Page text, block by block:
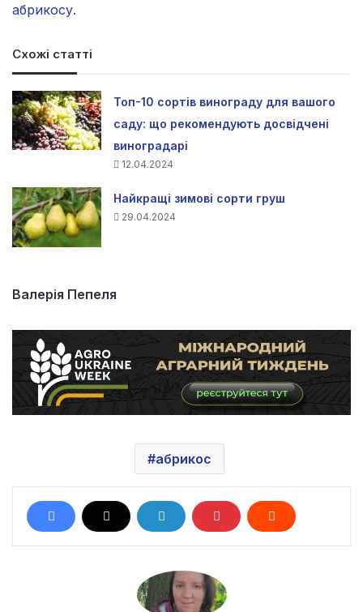
абрикосу.
Схожі статті
Топ-10 сортів винограду для вашого
саду: що рекомендують досвідчені
виноградарі
12.04.2024
Найкращі зимові сорти груш
29.04.2024
Валерія Пепеля
абрикос